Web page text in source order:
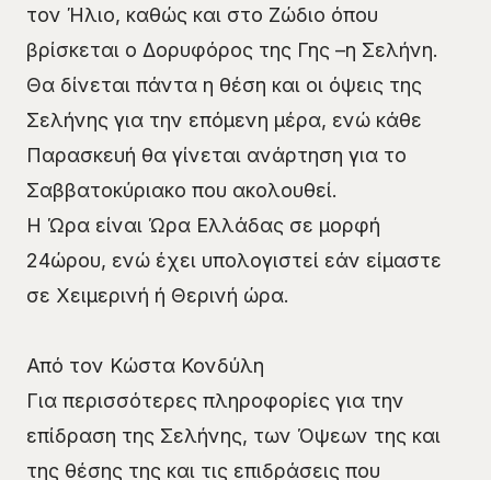
τον Ήλιο, καθώς και στο Ζώδιο όπου
βρίσκεται ο Δορυφόρος της Γης –η Σελήνη.
Θα δίνεται πάντα η θέση και οι όψεις της
Σελήνης για την επόμενη μέρα, ενώ κάθε
Παρασκευή θα γίνεται ανάρτηση για το
Σαββατοκύριακο που ακολουθεί.
Η Ώρα είναι Ώρα Ελλάδας σε μορφή
24ώρου, ενώ έχει υπολογιστεί εάν είμαστε
σε Χειμερινή ή Θερινή ώρα.
Από τον Κώστα Κονδύλη
Για περισσότερες πληροφορίες για την
επίδραση της Σελήνης, των Όψεων της και
της θέσης της και τις επιδράσεις που